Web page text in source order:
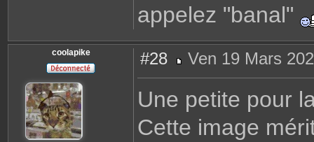
appelez "banal"
coolapike #28
e
Ven 19 Mars
Une petite pour
Cette image